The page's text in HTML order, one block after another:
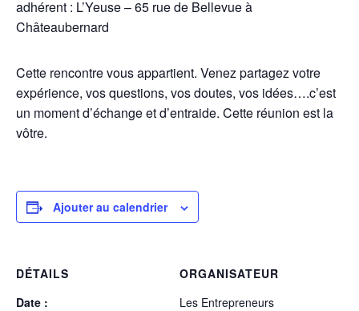
adhérent : L’Yeuse – 65 rue de Bellevue à
Châteaubernard
Cette rencontre vous appartient. Venez partagez votre
expérience, vos questions, vos doutes, vos idées….c’est
un moment d’échange et d’entraide. Cette réunion est la
vôtre.
Ajouter au calendrier
DÉTAILS
Date :
ORGANISATEUR
Les Entrepreneurs